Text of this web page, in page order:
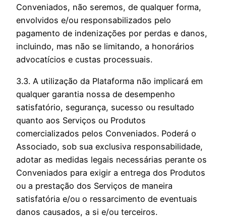
Conveniados, não seremos, de qualquer forma,
envolvidos e/ou responsabilizados pelo
pagamento de indenizações por perdas e danos,
incluindo, mas não se limitando, a honorários
advocatícios e custas processuais.
3.3. A utilização da Plataforma não implicará em
qualquer garantia nossa de desempenho
satisfatório, segurança, sucesso ou resultado
quanto aos Serviços ou Produtos
comercializados pelos Conveniados. Poderá o
Associado, sob sua exclusiva responsabilidade,
adotar as medidas legais necessárias perante os
Conveniados para exigir a entrega dos Produtos
ou a prestação dos Serviços de maneira
satisfatória e/ou o ressarcimento de eventuais
danos causados, a si e/ou terceiros.